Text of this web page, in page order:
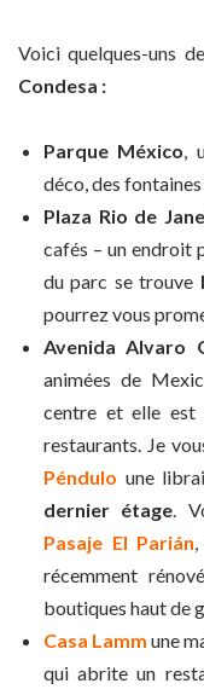
Voici quelques-uns
Condesa :
Parque México,
déco, des
Plaza Rio de
cafés – un endroit
du parc se trouve
pourrez vous
Avenida Alvaro
animées de
centre et elle est
restaurants. Je
Péndulo une
dernier étage.
Pasaje El Parián
récemment
boutiques haut de
Casa Lamm une
qui abrite un